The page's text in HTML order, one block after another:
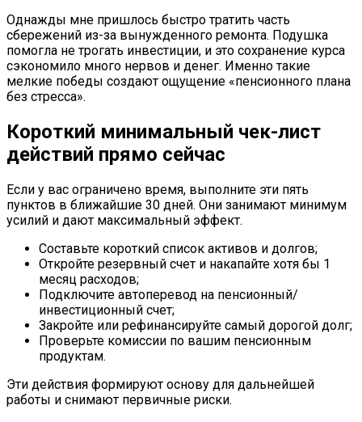
Однажды мне пришлось быстро тратить часть
сбережений из-за вынужденного ремонта. Подушка
помогла не трогать инвестиции, и это сохранение курса
сэкономило много нервов и денег. Именно такие
мелкие победы создают ощущение «пенсионного плана
без стресса».
Короткий минимальный чек-лист
действий прямо сейчас
Если у вас ограничено время, выполните эти пять
пунктов в ближайшие 30 дней. Они занимают минимум
усилий и дают максимальный эффект.
Составьте короткий список активов и долгов;
Откройте резервный счет и накапайте хотя бы 1
месяц расходов;
Подключите автоперевод на пенсионный/
инвестиционный счет;
Закройте или рефинансируйте самый дорогой долг;
Проверьте комиссии по вашим пенсионным
продуктам.
Эти действия формируют основу для дальнейшей
работы и снимают первичные риски.